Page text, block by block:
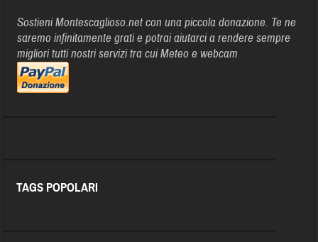
Sostieni Montescaglioso.net con una piccola donazione. Te ne
saremo infinitamente grati e potrai aiutarci a rendere sempre
migliori tutti nostri servizi tra cui Meteo e webcam
TAGS POPOLARI